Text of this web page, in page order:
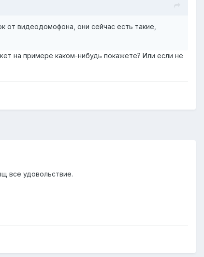
от видеодомофона, они сейчас есть такие,
на примере каком-нибудь покажете? Или если не
все удовольствие.